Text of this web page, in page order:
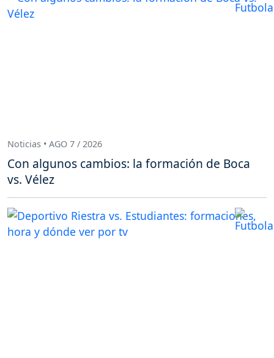
Noticias • AGO 7 / 2026
Con algunos cambios: la formación de Boca
vs. Vélez